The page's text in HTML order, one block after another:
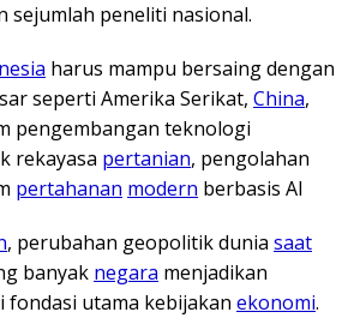
sejumlah peneliti nasional.
harus mampu bersaing dengan
seperti Amerika Serikat, China,
pengembangan teknologi
rekayasa pertanian, pengolahan
pertahanan modern berbasis AI
, perubahan geopolitik dunia saat
banyak negara menjadikan
fondasi utama kebijakan ekonomi.